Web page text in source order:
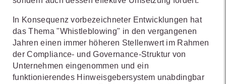
In Konsequenz vorbezeichneter Entwicklungen hat
das Thema "Whistleblowing" in den vergangenen
Jahren einen immer höheren Stellenwert im Rahmen
der Compliance- und Governance-Struktur von
Unternehmen eingenommen und ein
funktionierendes Hinweisgebersystem unabdingbar